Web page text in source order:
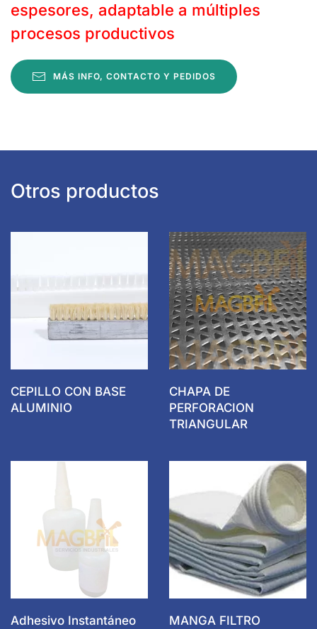
espesores, adaptable a múltiples
procesos productivos
MÁS INFO, CONTACTO Y PEDIDOS
Otros productos
CEPILLO CON BASE
ALUMINIO
CHAPA DE
PERFORACION
TRIANGULAR
Adhesivo Instantáneo
MANGA FILTRO